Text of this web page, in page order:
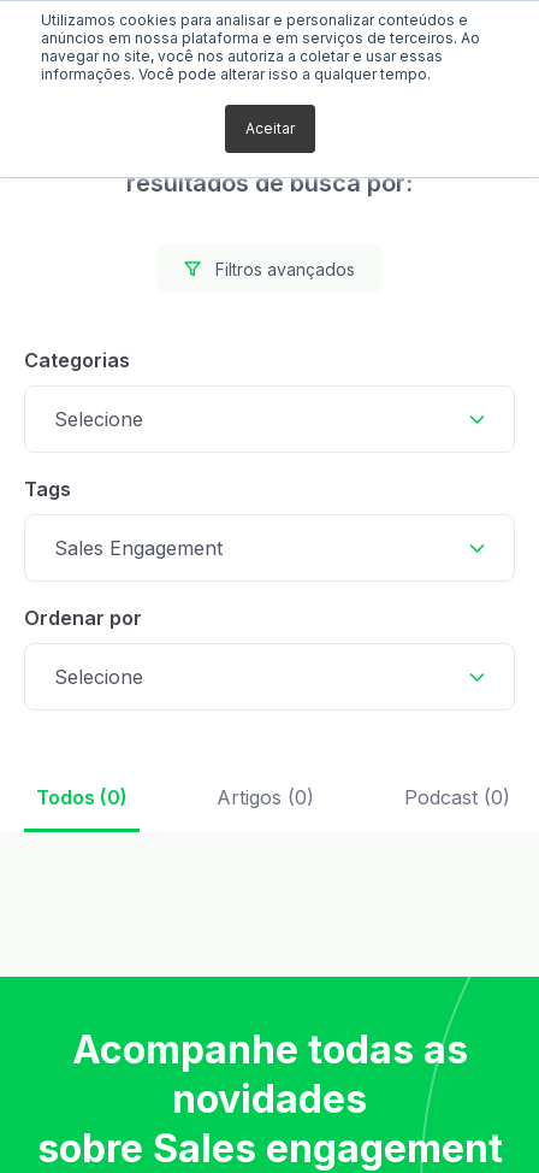
Utilizamos cookies para analisar e personalizar conteúdos e
anúncios em nossa plataforma e em serviços de terceiros. Ao
navegar no site, você nos autoriza a coletar e usar essas
informações. Você pode alterar isso a qualquer tempo.
Aceitar
Foram encontrados 0
resultados de busca por:
Filtros avançados
Categorias
Selecione
Tags
Sales Engagement
Ordenar por
Selecione
Todos (0) Artigos (0) Podcast (0)
Acompanhe todas as
novidades
sobre Sales engagement